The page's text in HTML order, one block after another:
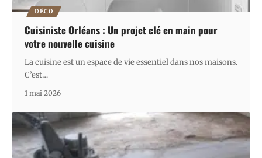
DÉCO
Cuisiniste Orléans : Un projet clé en main pour
votre nouvelle cuisine
La cuisine est un espace de vie essentiel dans nos maisons.
C’est…
1 mai 2026